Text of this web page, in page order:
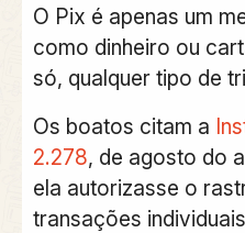
O Pix é apenas um
como dinheiro ou
só, qualquer tipo de
Os boatos citam a
2.278, de agosto do
ela autorizasse o
transações